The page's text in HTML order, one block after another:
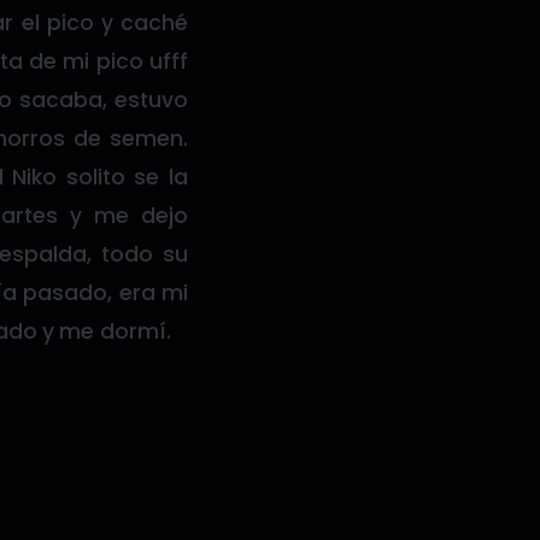
el pico y caché
de mi pico ufff
sacaba, estuvo
de semen.
solito se la
y me dejo
todo su
pasado, era mi
y me dormí.